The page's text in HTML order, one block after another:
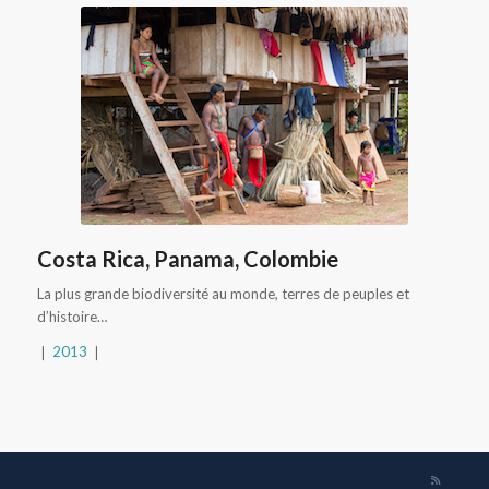
Costa Rica, Panama, Colombie
La plus grande biodiversité au monde, terres de peuples et
d’histoire…
❘ 2013 ❘